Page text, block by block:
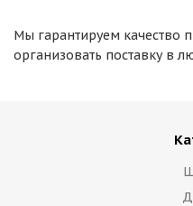
Мы гарантируем качество
организовать поставку в